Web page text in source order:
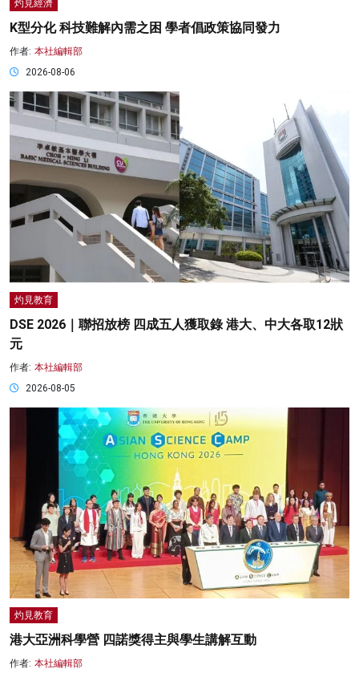
灼見經濟
K型分化 科技難解內需之困 學者倡政策協同發力
作者: 本社編輯部
2026-08-06
灼見教育
DSE 2026｜聯招放榜 四成五人獲取錄 港大、中大各取12狀
元
作者: 本社編輯部
2026-08-05
灼見教育
港大亞洲科學營 四諾獎得主與學生講解互動
作者: 本社編輯部